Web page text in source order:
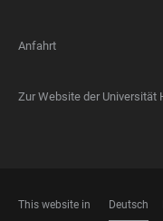
Anfahrt
Zur Website der Universität
This website in Deutsch